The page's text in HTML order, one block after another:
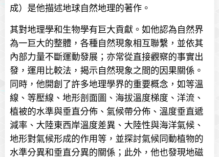
成）是他描述地球自然地理的著作。
其對地理學和生物學有巨大貢獻。如他認為自然界
為一巨大的整體，各種自然現象相互聯繫，並依其
內部力量不斷運動發展；亦常從直接觀察的事實出
發，運用比較法，揭示自然現象之間的因果關係。
同時，他開創了許多地理學界的重要概念，如等溫
線、等壓線、地形剖面圖、海拔溫度梯度、洋流、
植被的水準與垂直分佈、氣候帶分佈、溫度垂直遞
減率、大陸東西岸溫度差異、大陸性與海洋氣候、
地形對氣候形成的作用等，並探討氣候同動植物的
水準分異和垂直分異的關係；此外，他也發現地磁